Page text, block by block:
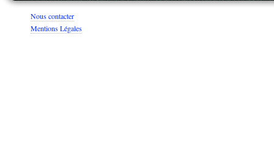
Nous contacter
Mentions Légales